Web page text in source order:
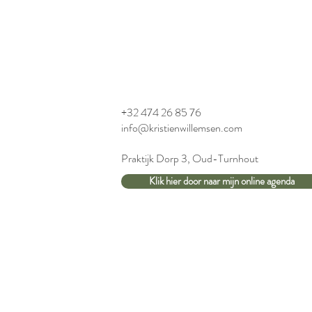
+32 474 26 85 76
info@kristienwillemsen.com
Praktijk Dorp 3, Oud-Turnhout​
Klik hier door naar mijn online agenda